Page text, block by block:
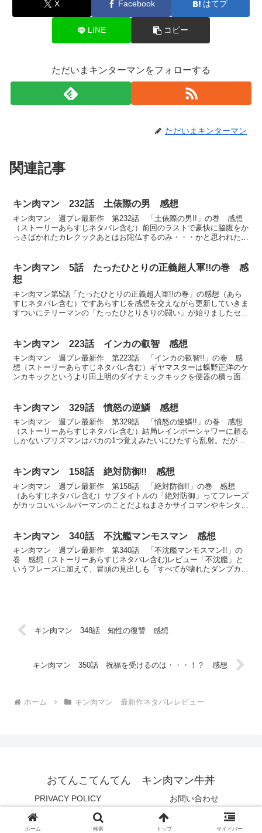
X Facebook はてブ
LINE コピー
ただいまキンターマンをフォローする
ただいまキンターマン
関連記事
キン肉マン 232話 土俵際の男 感想
キン肉マン 週プレ最新作 第232話 「土俵際の男!!」の巻 感想
（ストーリーあらすじネタバレ含む）前回のラストで豪快に脇腹をか
っさばかれたカレクックあとはお陀仏するのみ・・・かと思われたが
キン肉マン 5話 たったひとりの正義超人軍!!の巻 感
想
キン肉マン第5話「たったひとりの正義超人軍!!の巻」の感想（あら
すじネタバレ含む）ですあらすじを感想を交えながら更新していきま
すついにテリーマンの「たったひとりきりの闘い」が始りましたセコ
キン肉マン 223話 インカの叡智 感想
キン肉マン 週プレ最新作 第223話 「インカの叡智!!」の巻 感
想（ストーリーあらすじネタバレ含む）ギヤマスターは蝶野正洋のケ
ンカキックというより田上明のダイナミックキックを便器の横っ面に
キン肉マン 329話 憤怒の逆鱗 感想
キン肉マン 週プレ最新作 第329話 「憤怒の逆鱗!!」の巻 感想
（ストーリーあらすじネタバレ含む）結局レインボーシャワーに頼る
しかないプリズマンはバカの1つ覚えみたいにひたすら乱射。だが背
キン肉マン 158話 絶対防御!! 感想
キン肉マン 週プレ最新作 第158話 「絶対防御!!」の巻 感想
（あらすじネタバレ含む）サブタイトルの「絶対防御」ってフレーズ
がカッコいいシルバーマンのことだよねまさかサイコマンやキンター
キン肉マン 340話 不沈艦マンモスマン 感想
キン肉マン 週プレ最新作 第340話 「不沈艦マンモスマン!!」の
巻 感想（ストーリーあらすじネタバレ含む)レビュー「不沈艦」と
いうフレーズに加えて、冒頭の見出しも「すべてが壊れたダンプカ
キン肉マン 348話 知性の復讐 感想
キン肉マン 350話 祝福を受けるのは・・・！？ 感想
ホーム キン肉マン 最新作ネタバレレビュー
おてんこてんてん キン肉マン牛丼
PRIVACY POLICY お問い合わせ
© 2019 おてんこてんてん キン肉マン牛丼.
ホーム 検索 トップ サイドバー